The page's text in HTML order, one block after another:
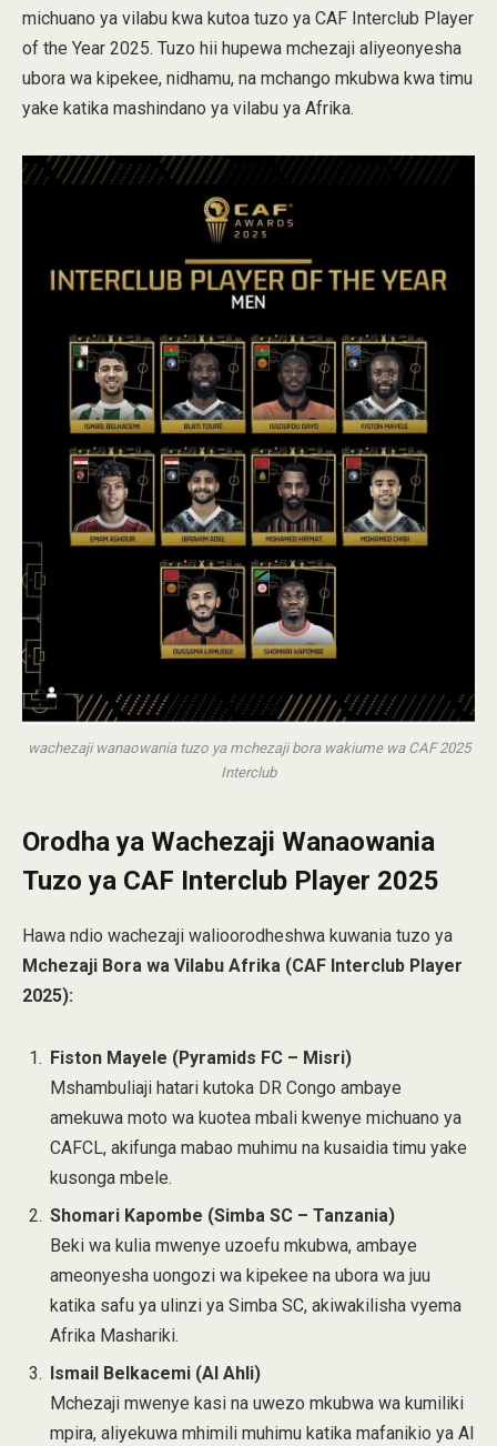
michuano ya vilabu kwa kutoa tuzo ya CAF Interclub Player
of the Year 2025. Tuzo hii hupewa mchezaji aliyeonyesha
ubora wa kipekee, nidhamu, na mchango mkubwa kwa timu
yake katika mashindano ya vilabu ya Afrika.
wachezaji wanaowania tuzo ya mchezaji bora wakiume wa CAF 2025
Interclub
Orodha ya Wachezaji Wanaowania
Tuzo ya CAF Interclub Player 2025
Hawa ndio wachezaji walioorodheshwa kuwania tuzo ya
Mchezaji Bora wa Vilabu Afrika (CAF Interclub Player
2025):
Fiston Mayele (Pyramids FC – Misri)
Mshambuliaji hatari kutoka DR Congo ambaye
amekuwa moto wa kuotea mbali kwenye michuano ya
CAFCL, akifunga mabao muhimu na kusaidia timu yake
kusonga mbele.
Shomari Kapombe (Simba SC – Tanzania)
Beki wa kulia mwenye uzoefu mkubwa, ambaye
ameonyesha uongozi wa kipekee na ubora wa juu
katika safu ya ulinzi ya Simba SC, akiwakilisha vyema
Afrika Mashariki.
Ismail Belkacemi (Al Ahli)
Mchezaji mwenye kasi na uwezo mkubwa wa kumiliki
mpira, aliyekuwa mhimili muhimu katika mafanikio ya Al